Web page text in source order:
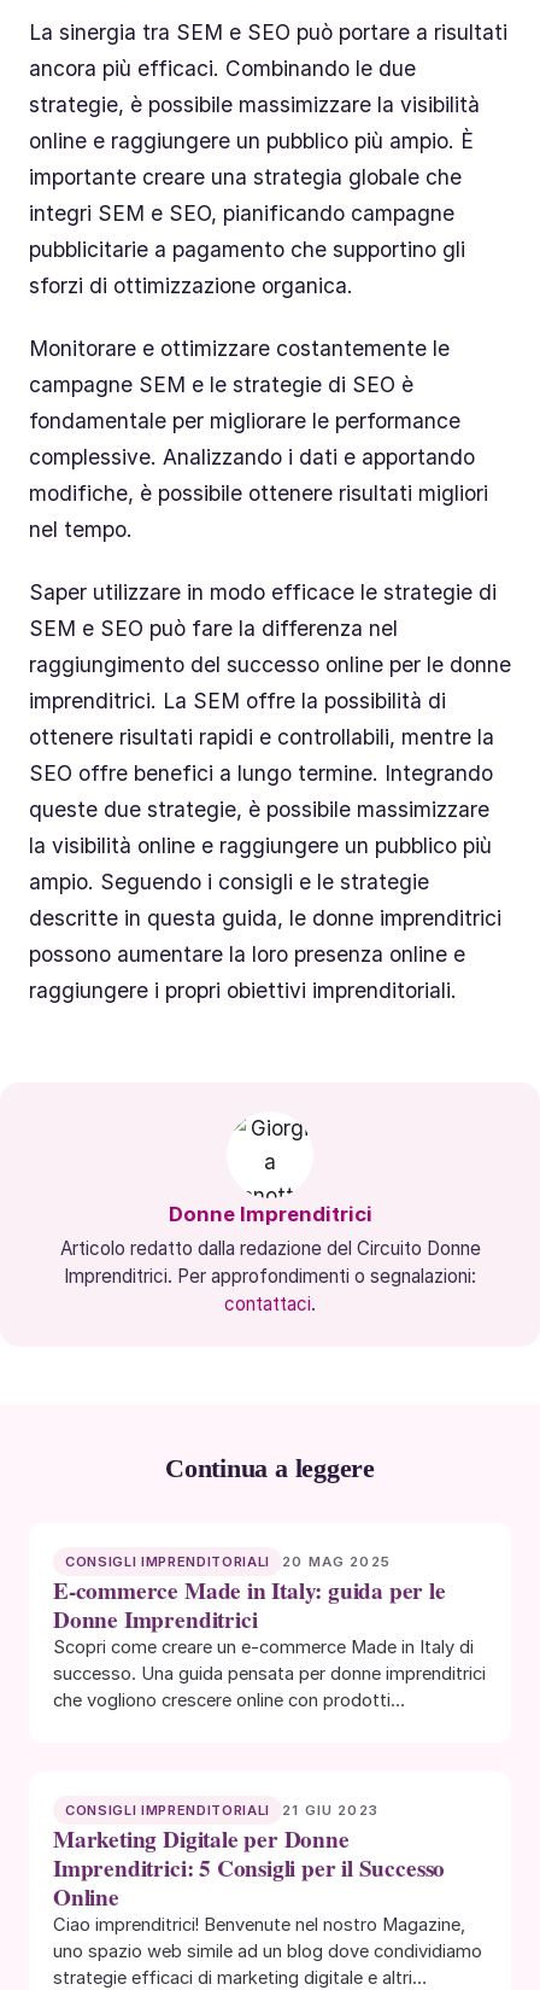
La sinergia tra SEM e SEO può portare a risultati
ancora più efficaci. Combinando le due
strategie, è possibile massimizzare la visibilità
online e raggiungere un pubblico più ampio. È
importante creare una strategia globale che
integri SEM e SEO, pianificando campagne
pubblicitarie a pagamento che supportino gli
sforzi di ottimizzazione organica.
Monitorare e ottimizzare costantemente le
campagne SEM e le strategie di SEO è
fondamentale per migliorare le performance
complessive. Analizzando i dati e apportando
modifiche, è possibile ottenere risultati migliori
nel tempo.
Saper utilizzare in modo efficace le strategie di
SEM e SEO può fare la differenza nel
raggiungimento del successo online per le donne
imprenditrici. La SEM offre la possibilità di
ottenere risultati rapidi e controllabili, mentre la
SEO offre benefici a lungo termine. Integrando
queste due strategie, è possibile massimizzare
la visibilità online e raggiungere un pubblico più
ampio. Seguendo i consigli e le strategie
descritte in questa guida, le donne imprenditrici
possono aumentare la loro presenza online e
raggiungere i propri obiettivi imprenditoriali.
Donne Imprenditrici
Articolo redatto dalla redazione del Circuito Donne
Imprenditrici. Per approfondimenti o segnalazioni:
contattaci.
Continua a leggere
CONSIGLI IMPRENDITORIALI 20 MAG 2025
E-commerce Made in Italy: guida per le
Donne Imprenditrici
Scopri come creare un e-commerce Made in Italy di
successo. Una guida pensata per donne imprenditrici
che vogliono crescere online con prodotti…
CONSIGLI IMPRENDITORIALI 21 GIU 2023
Marketing Digitale per Donne
Imprenditrici: 5 Consigli per il Successo
Online
Ciao imprenditrici! Benvenute nel nostro Magazine,
uno spazio web simile ad un blog dove condividiamo
strategie efficaci di marketing digitale e altri…